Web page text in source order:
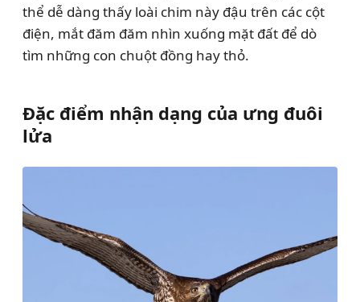
thể dễ dàng thấy loài chim này đậu trên các cột
điện, mắt đăm đăm nhìn xuống mặt đất để dò
tìm những con chuột đồng hay thỏ.
Đặc điểm nhận dạng của ưng đuôi
lửa